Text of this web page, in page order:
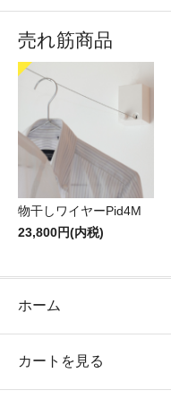
売れ筋商品
物干しワイヤーPid4M
23,800円(内税)
ホーム
カートを見る